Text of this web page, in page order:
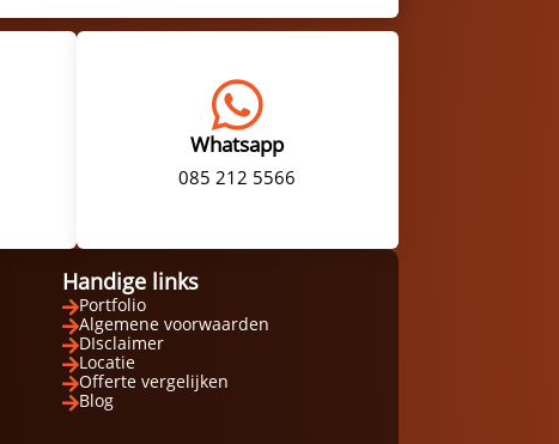

Whatsapp
085 212 5566
Handige links
Portfolio
Algemene voorwaarden
DIsclaimer
Locatie
Offerte vergelijken
Blog